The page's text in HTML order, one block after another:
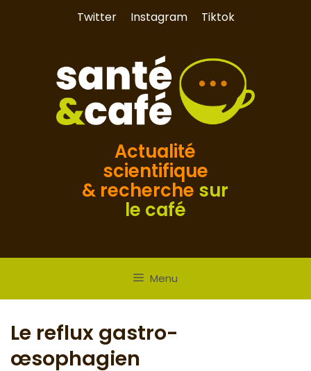
Twitter Instagram Tiktok
Actualité
scientifique
& recherche sur
le café
Menu
Le reflux gastro-
œsophagien